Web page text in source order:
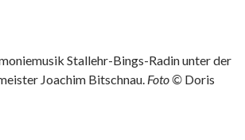
Stallehr-Bings-Radin unter der
Joachim Bitschnau. Foto © Doris